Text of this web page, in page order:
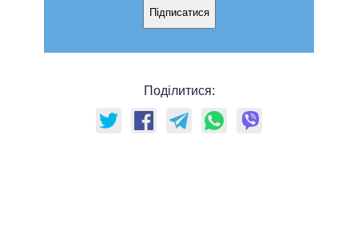
Підписатися
Поділитися: